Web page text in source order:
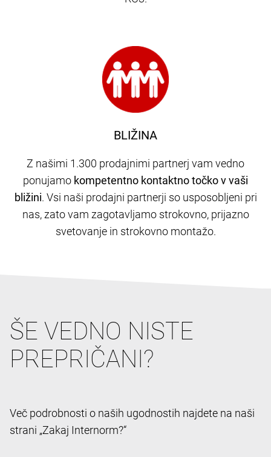
BLIŽINA
Z našimi 1.300 prodajnimi partnerj vam vedno
ponujamo kompetentno kontaktno točko v vaši
bližini. Vsi naši prodajni partnerji so usposobljeni pri
nas, zato vam zagotavljamo strokovno, prijazno
svetovanje in strokovno montažo.
ŠE VEDNO NISTE
PREPRIČANI?
Več podrobnosti o naših ugodnostih najdete na naši
strani „Zakaj Internorm?“